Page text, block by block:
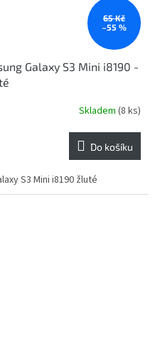
65 Kč
–55 %
Galaxy S3 Mini i8190 -
Skladem (8 ks)
Do košíku
S3 Mini i8190 žluté